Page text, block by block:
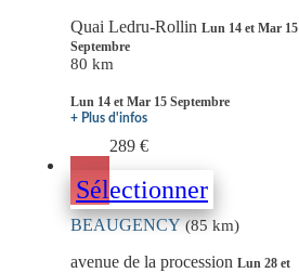
Quai Ledru-Rollin Lun 14 et Mar 15
Septembre
80 km
Lun 14 et Mar 15 Septembre
+ Plus d'infos
289 €
Sélectionner
BEAUGENCY(85 km)
avenue de la procession Lun 28 et